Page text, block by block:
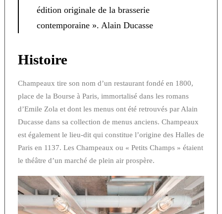
édition originale de la brasserie
contemporaine ». Alain Ducasse
Histoire
Champeaux tire son nom d’un restaurant fondé en 1800,
place de la Bourse à Paris, immortalisé dans les romans
d’Emile Zola et dont les menus ont été retrouvés par Alain
Ducasse dans sa collection de menus anciens. Champeaux
est également le lieu-dit qui constitue l’origine des Halles de
Paris en 1137. Les Champeaux ou « Petits Champs » étaient
le théâtre d’un marché de plein air prospère.